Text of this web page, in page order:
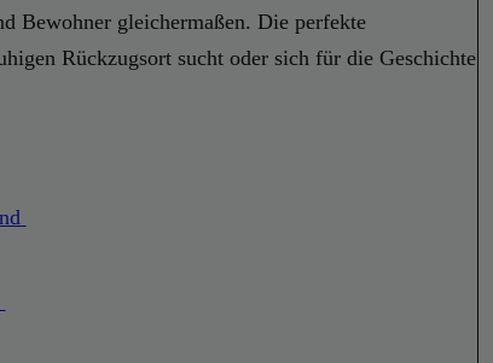
Bewohner gleichermaßen. Die perfekte
Rückzugsort sucht oder sich für die Geschichte